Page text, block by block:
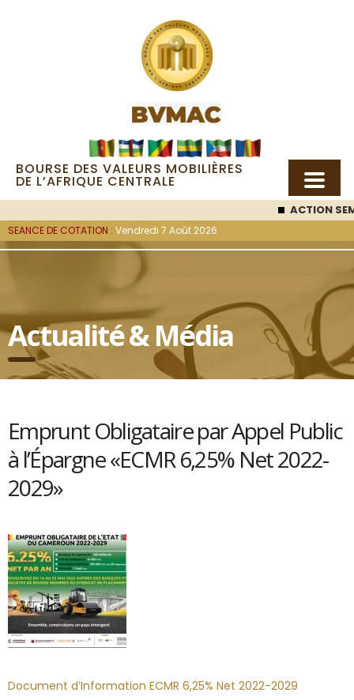
BOURSE DES VALEURS MOBILIÈRES
DE L’AFRIQUE CENTRALE
ACTION
SEANCE DE COTATION : Vendredi 7 Août 2026
Actualité & Média
Emprunt Obligataire par Appel Public
à l’Épargne «ECMR 6,25% Net 2022-
2029»
Document d’Information ECMR 6,25% Net 2022-2029